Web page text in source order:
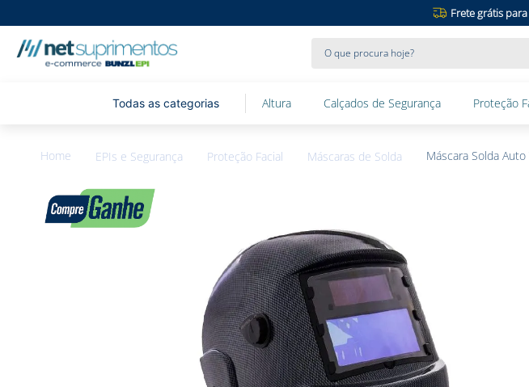
Frete grátis
Altura Calçados de Segurança Proteção
EPIs e Segurança Proteção Facial Máscaras de Solda Máscara Solda